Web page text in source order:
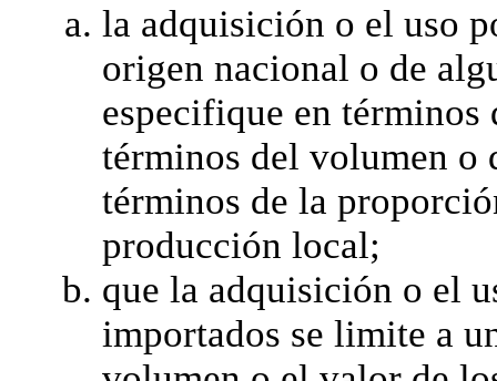
la adquisición o el uso
origen nacional o de
especifique en términos
términos del volumen o
términos de la
producción local;
que la adquisición o el
importados se limite a